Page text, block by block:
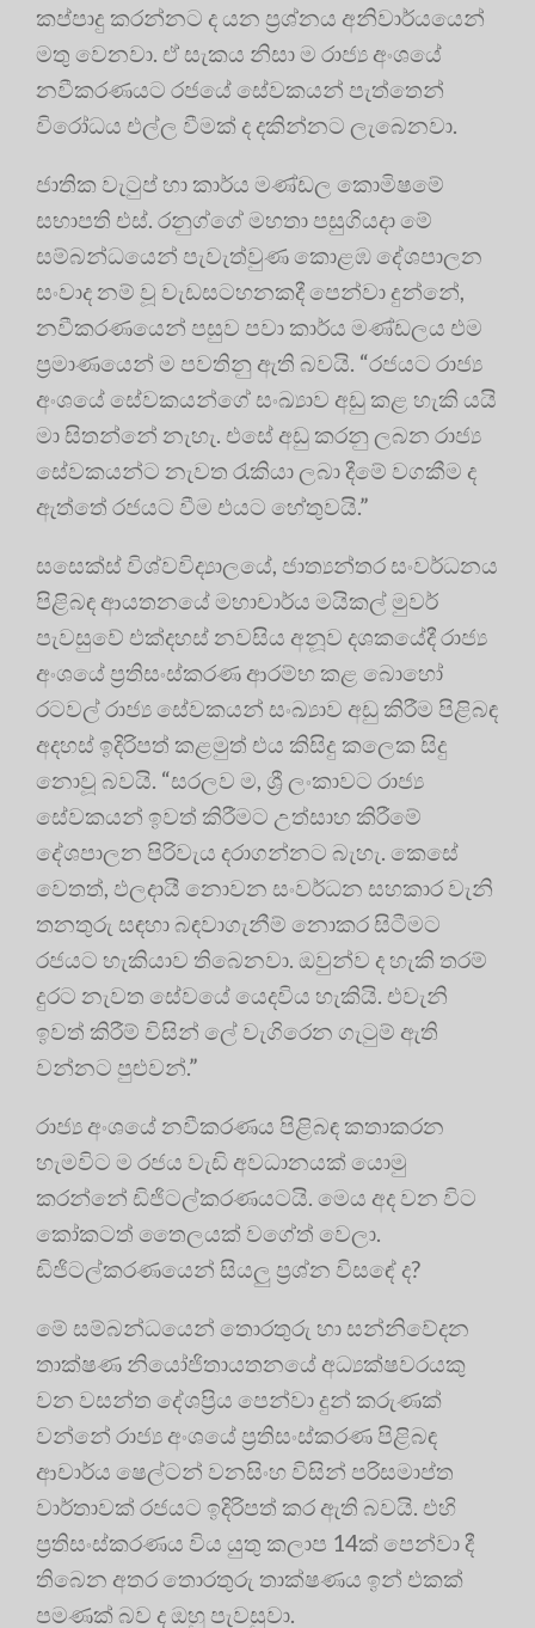
කප්පාදු කරන්නට ද යන ප්‍රශ්නය අනිවාර්යයෙන්
මතු වෙනවා. ඒ සැකය නිසා ම රාජ්‍ය අංශයේ
නවීකරණයට රජයේ සේවකයන් පැත්තෙන්
විරෝධය එල්ල වීමක් ද දකින්නට ලැබෙනවා.
ජාතික වැටුප් හා කාර්ය මණ්ඩල කොමිෂමේ
සභාපති එස්. රනුග්ගේ මහතා පසුගියදා මේ
සම්බන්ධයෙන් පැවැත්වුණ කොළඹ දේශපාලන
සංවාද නම් වූ වැඩසටහනකදී පෙන්වා දුන්නේ,
නවීකරණයෙන් පසුව පවා කාර්ය මණ්ඩලය එම
ප්‍රමාණයෙන් ම පවතිනු ඇති බවයි. “රජයට රාජ්‍ය
අංශයේ සේවකයන්ගේ සංඛ්‍යාව අඩු කළ හැකි යයි
මා සිතන්නේ නැහැ. එසේ අඩු කරනු ලබන රාජ්‍ය
සේවකයන්ට නැවත රැකියා ලබා දීමේ වගකීම ද
ඇත්තේ රජයට වීම එයට හේතුවයි.”
සසෙක්ස් විශ්වවිද්‍යාලයේ, ජාත්‍යන්තර සංවර්ධනය
පිළිබඳ ආයතනයේ මහාචාර්ය මයිකල් මුවර්
පැවසුවේ එක්දහස් නවසිය අනූව දශකයේදී රාජ්‍ය
අංශයේ ප්‍රතිසංස්කරණ ආරම්භ කළ බොහෝ
රටවල් රාජ්‍ය සේවකයන් සංඛ්‍යාව අඩු කිරීම පිළිබඳ
අදහස් ඉදිරිපත් කළමුත් එය කිසිදු කලෙක සිදු
නොවූ බවයි. “සරලව ම, ශ්‍රී ලංකාවට රාජ්‍ය
සේවකයන් ඉවත් කිරීමට උත්සාහ කිරීමේ
දේශපාලන පිරිවැය දරාගන්නට බැහැ. කෙසේ
වෙතත්, ඵලදායී නොවන සංවර්ධන සහකාර වැනි
තනතුරු සඳහා බඳවාගැනීම් නොකර සිටීමට
රජයට හැකියාව තිබෙනවා. ඔවුන්ව ද හැකි තරම්
දුරට නැවත සේවයේ යෙදවිය හැකියි. එවැනි
ඉවත් කිරීම් විසින් ලේ වැගිරෙන ගැටුම් ඇති
වන්නට පුළුවන්.”
රාජ්‍ය අංශයේ නවීකරණය පිළිබඳ කතාකරන
හැමවිට ම රජය වැඩි අවධානයක් යොමු
කරන්නේ ඩිජිටල්කරණයටයි. මෙය අද වන විට
කෝකටත් තෛලයක් වගේත් වෙලා.
ඩිජිටල්කරණයෙන් සියලු ප්‍රශ්න විසඳේ ද?
මේ සම්බන්ධයෙන් තොරතුරු හා සන්නිවේදන
තාක්ෂණ නියෝජිතායතනයේ අධ්‍යක්ෂවරයකු
වන වසන්ත දේශප්‍රිය පෙන්වා දුන් කරුණක්
වන්නේ රාජ්‍ය අංශයේ ප්‍රතිසංස්කරණ පිළිබඳ
ආචාර්ය ෂෙල්ටන් වනසිංහ විසින් පරිසමාප්ත
වාර්තාවක් රජයට ඉදිරිපත් කර ඇති බවයි. එහි
ප්‍රතිසංස්කරණය විය යුතු කලාප 14ක් පෙන්වා දී
තිබෙන අතර තොරතුරු තාක්ෂණය ඉන් එකක්
පමණක් බව ද ඔහු පැවසුවා.